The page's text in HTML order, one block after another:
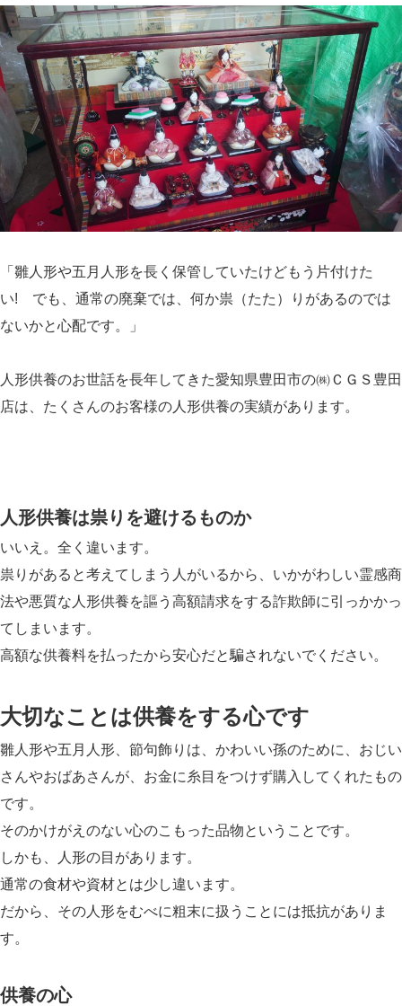
「雛人形や五月人形を長く保管していたけどもう片付けた
い! でも、通常の廃棄では、何か祟（たた）りがあるのでは
ないかと心配です。」
人形供養のお世話を長年してきた愛知県豊田市の㈱ＣＧＳ豊田
店は、たくさんのお客様の人形供養の実績があります。
人形供養は祟りを避けるものか
いいえ。全く違います。
祟りがあると考えてしまう人がいるから、いかがわしい霊感商
法や悪質な人形供養を謳う高額請求をする詐欺師に引っかかっ
てしまいます。
高額な供養料を払ったから安心だと騙されないでください。
大切なことは供養をする心です
雛人形や五月人形、節句飾りは、かわいい孫のために、おじい
さんやおばあさんが、お金に糸目をつけず購入してくれたもの
です。
そのかけがえのない心のこもった品物ということです。
しかも、人形の目があります。
通常の食材や資材とは少し違います。
だから、その人形をむべに粗末に扱うことには抵抗がありま
す。
供養の心